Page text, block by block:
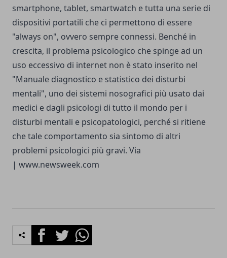
smartphone, tablet, smartwatch e tutta una serie di
dispositivi portatili che ci permettono di essere
"always on", ovvero sempre connessi. Benché in
crescita, il problema psicologico che spinge ad un
uso eccessivo di internet non è stato inserito nel
"Manuale diagnostico e statistico dei disturbi
mentali", uno dei sistemi nosografici più usato dai
medici e dagli psicologi di tutto il mondo per i
disturbi mentali e psicopatologici, perché si ritiene
che tale comportamento sia sintomo di altri
problemi psicologici più gravi. Via
| www.newsweek.com
FacebookTwitterWhatsapp